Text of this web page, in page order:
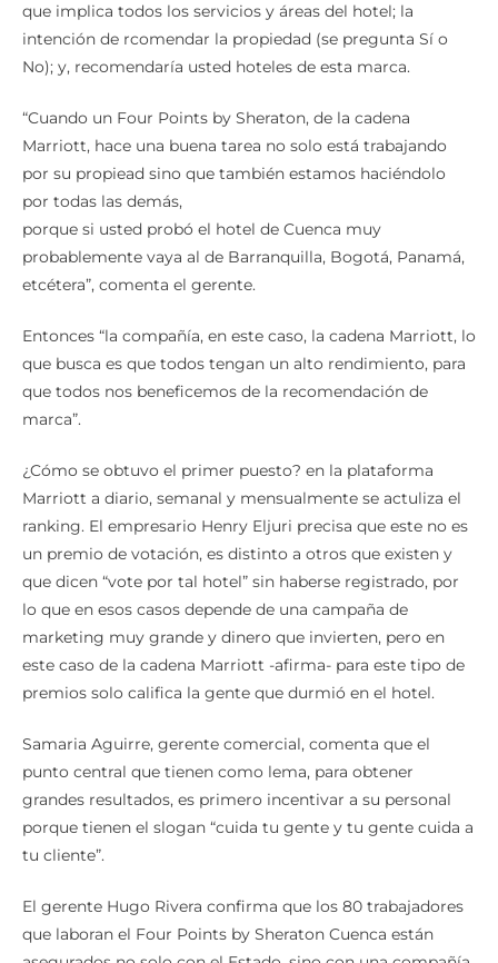
que implica todos los servicios y áreas del hotel; la
intención de rcomendar la propiedad (se pregunta Sí o
No); y, recomendaría usted hoteles de esta marca.
“Cuando un Four Points by Sheraton, de la cadena
Marriott, hace una buena tarea no solo está trabajando
por su propiead sino que también estamos haciéndolo
por todas las demás,
porque si usted probó el hotel de Cuenca muy
probablemente vaya al de Barranquilla, Bogotá, Panamá,
etcétera”, comenta el gerente.
Entonces “la compañía, en este caso, la cadena Marriott, lo
que busca es que todos tengan un alto rendimiento, para
que todos nos beneficemos de la recomendación de
marca”.
¿Cómo se obtuvo el primer puesto? en la plataforma
Marriott a diario, semanal y mensualmente se actuliza el
ranking. El empresario Henry Eljuri precisa que este no es
un premio de votación, es distinto a otros que existen y
que dicen “vote por tal hotel” sin haberse registrado, por
lo que en esos casos depende de una campaña de
marketing muy grande y dinero que invierten, pero en
este caso de la cadena Marriott -afirma- para este tipo de
premios solo califica la gente que durmió en el hotel.
Samaria Aguirre, gerente comercial, comenta que el
punto central que tienen como lema, para obtener
grandes resultados, es primero incentivar a su personal
porque tienen el slogan “cuida tu gente y tu gente cuida a
tu cliente”.
El gerente Hugo Rivera confirma que los 80 trabajadores
que laboran el Four Points by Sheraton Cuenca están